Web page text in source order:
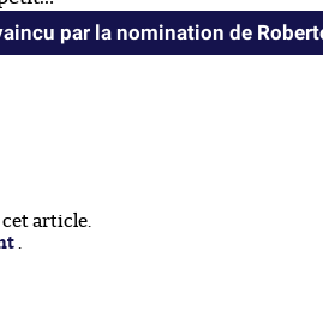
par la nomination de
cet article.
.